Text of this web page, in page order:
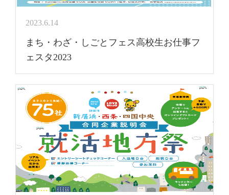
2023.6.14
まち・わざ・しごとフェス高校生お仕事フ
ェスタ2023